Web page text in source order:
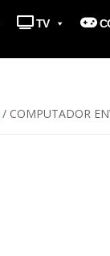
TV
/ COMPUTADOR